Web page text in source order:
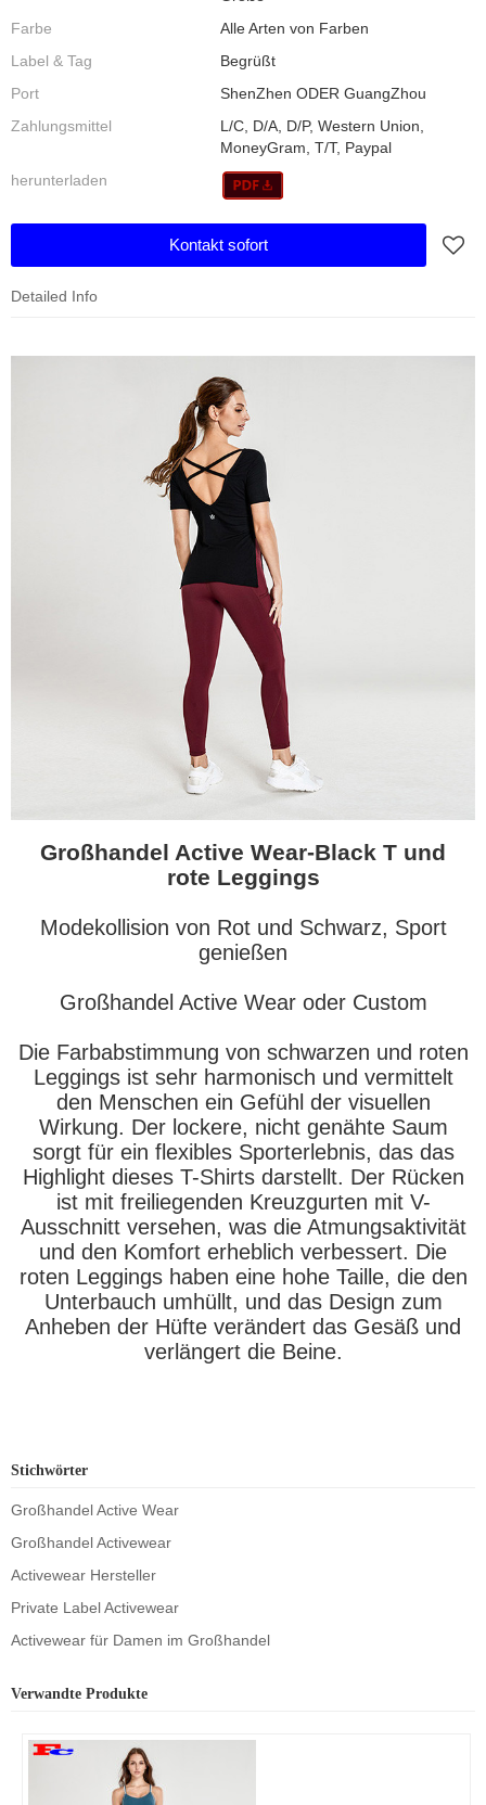
Farbe
Alle Arten von Farben
Label & Tag
Begrüßt
Port
ShenZhen ODER GuangZhou
Zahlungsmittel
L/C, D/A, D/P, Western Union,
MoneyGram, T/T, Paypal
herunterladen
Kontakt sofort
Detailed Info
Großhandel Active Wear-Black T und
rote Leggings
Modekollision von Rot und Schwarz, Sport
genießen
Großhandel Active Wear oder Custom
Die Farbabstimmung von schwarzen und roten
Leggings ist sehr harmonisch und vermittelt
den Menschen ein Gefühl der visuellen
Wirkung. Der lockere, nicht genähte Saum
sorgt für ein flexibles Sporterlebnis, das das
Highlight dieses T-Shirts darstellt. Der Rücken
ist mit freiliegenden Kreuzgurten mit V-
Ausschnitt versehen, was die Atmungsaktivität
und den Komfort erheblich verbessert. Die
roten Leggings haben eine hohe Taille, die den
Unterbauch umhüllt, und das Design zum
Anheben der Hüfte verändert das Gesäß und
verlängert die Beine.
Stichwörter
Großhandel Active Wear
Großhandel Activewear
Activewear Hersteller
Private Label Activewear
Activewear für Damen im Großhandel
Verwandte Produkte